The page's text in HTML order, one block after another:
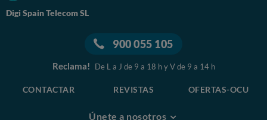
Digi Spain Telecom SL
900 055 105
Reclama! De L a J de 9 a 18 h y V de 9 a 14 h
CONTACTAR REVISTAS OFERTAS-OCU
Únete a nosotros